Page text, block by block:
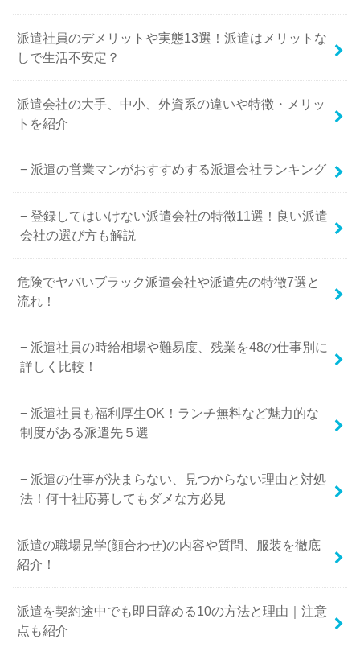
派遣社員のデメリットや実態13選！派遣はメリットな
しで生活不安定？
派遣会社の大手、中小、外資系の違いや特徴・メリッ
トを紹介
派遣の営業マンがおすすめする派遣会社ランキング
登録してはいけない派遣会社の特徴11選！良い派遣
会社の選び方も解説
危険でヤバいブラック派遣会社や派遣先の特徴7選と
流れ！
派遣社員の時給相場や難易度、残業を48の仕事別に
詳しく比較！
派遣社員も福利厚生OK！ランチ無料など魅力的な
制度がある派遣先５選
派遣の仕事が決まらない、見つからない理由と対処
法！何十社応募してもダメな方必見
派遣の職場見学(顔合わせ)の内容や質問、服装を徹底
紹介！
派遣を契約途中でも即日辞める10の方法と理由｜注意
点も紹介